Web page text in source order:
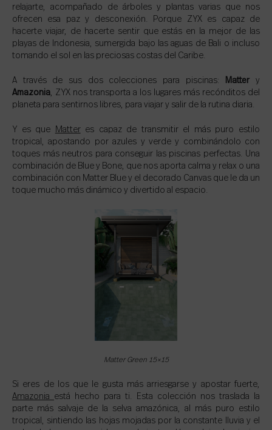
relajarte, acompañado de árboles y plantas varias que nos
ofrecen esa paz y desconexión. Porque ZYX es capaz de
hacerte viajar, de hacerte sentir que estás en la mejor de las
playas de Indonesia, sumergida bajo las aguas de Bali o incluso
tomando el sol en las preciosas costas del Caribe.
A través de sus dos colecciones para piscinas: Mattery
Amazonia , ZYX nos transporta a los lugares más recónditos del
planeta para sentirnos libres, para viajar y salir de la rutina diaria.
Y es que Matteres capaz de transmitir el más puro estilo
tropical, apostando por azules y verde y combinándolo con
toques más neutros para conseguir las piscinas perfectas. Una
combinación de Blue y Bone, que nos aporta calma y relax o una
combinación con Matter Blue y el decorado Canvas que le da un
toque mucho más dinámico y divertido al espacio.
Matter Green 15×15
Si eres de los que le gusta más arriesgarse y apostar fuerte,
Amazonia está hecho para ti. Esta colección nos traslada la
parte más salvaje de la selva amazónica, al más puro estilo
tropical, sintiendo las hojas mojadas por la constante lluvia y el